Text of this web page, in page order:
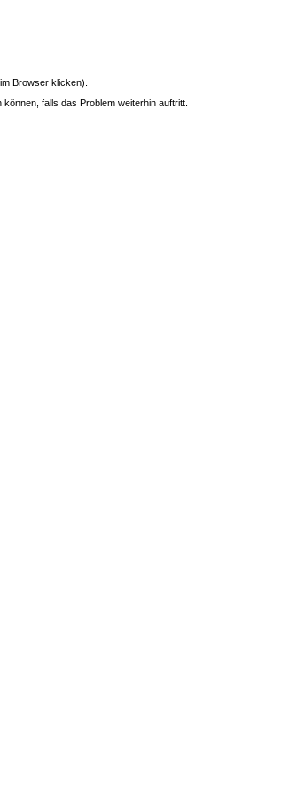
im Browser klicken).
falls das Problem weiterhin auftritt.